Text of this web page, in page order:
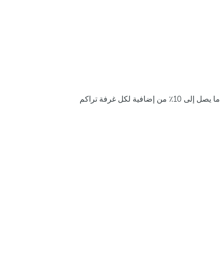
ما يصل إلى 10٪ من إضافية لكل غرفة تراكم